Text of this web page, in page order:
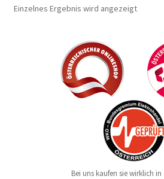
Einzelnes Ergebnis wird angezeigt
Bei uns kaufen sie wirklich in